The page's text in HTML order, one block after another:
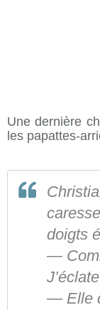
Une dernière
les papattes-
doigts
—
— Elle